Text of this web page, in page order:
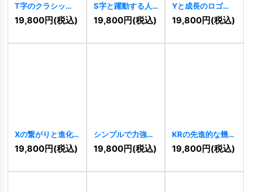
T字のクラシッ
ク・エレガントな
ロゴ 11236]
19,800円(税込)
S字と躍動する人
型が交差するダイ
ナミックロゴ
19,800円(税込)
Yと成長のロゴ
[11193]
19,800円(税込)
Xの繋がりと進化
ロゴ[11191]
19,800円(税込)
シンプルで力強い
「A」のロゴ
11189 ]
19,800円(税込)
KRの先進的な幾何
学的連結ロゴ
11174
19,800円(税込)